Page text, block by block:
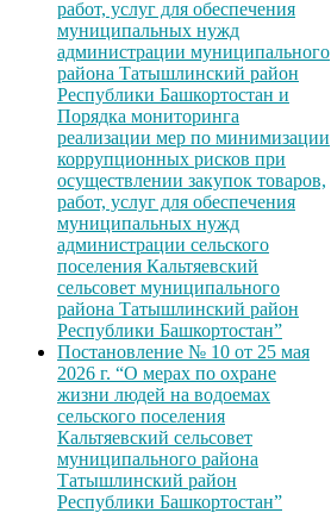
работ, услуг для обеспечения
муниципальных нужд
администрации муниципального
района Татышлинский район
Республики Башкортостан и
Порядка мониторинга
реализации мер по минимизации
коррупционных рисков при
осуществлении закупок товаров,
работ, услуг для обеспечения
муниципальных нужд
администрации сельского
поселения Кальтяевский
сельсовет муниципального
района Татышлинский район
Республики Башкортостан”
Постановление № 10 от 25 мая
2026 г. “О мерах по охране
жизни людей на водоемах
сельского поселения
Кальтяевский сельсовет
муниципального района
Татышлинский район
Республики Башкортостан”